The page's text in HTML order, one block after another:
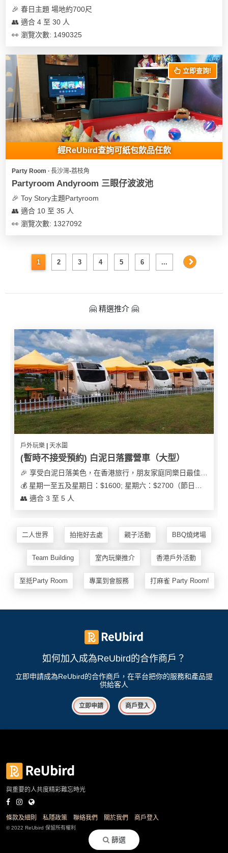
篩選
🎉 春日主題 場地約700尺
👥 適合 4 至 30 人
👀 瀏覽次數: 1490325
立即查詢!
經ReUbird查詢可紙包飲品任飲
Party Room ∙ 長沙灣-荔枝角
Partyroom Andyroom 三眼仔波波池
🎉 Toy Story主題Partyroom
👥 適合 10 至 35 人
👀 瀏覽次數: 1327092
1 2 3 4 5 6 ...
🤗 精選推介 🤗
戶外玩樂 | 天水圍
(暫時不接受預約) 白泥日落露營車（大型）
👥 適合 3 至 5 人
二人世界 拍拖好去處 親子活動 BBQ燒烤場
Team Building 室內玩樂推介 香港戶外活動
至抵Party Room 專業到會服務 打麻雀 Party Room!
如何加入成為ReUbird的合作商戶？
立即申請成為ReUbird的合作商戶，在平台把你的服務和產品提
供給客人
立即申請 商戶登入
與重要的人共度精彩難忘時光
條款及細則 私隱政策 聯絡我們 關於我們 商戶登入
© 2022 ReUbird 保留所有權利